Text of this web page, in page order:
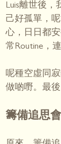
Luis離世後
己好孤單，
心，日日都
常Routine，
呢種空虛同
做啲嘢。最
籌備追思